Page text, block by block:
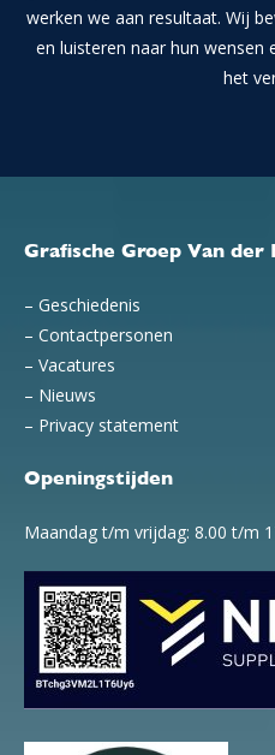
werken we aan resultaat. Wij
en luisteren naar hun wensen
het
Grafische Groep Van der
– Geschiedenis
– Contactpersonen
– Vacatures
– Nieuws
– Privacy statement
Openingstijden
Maandag t/m vrijdag: 8.00 t/m